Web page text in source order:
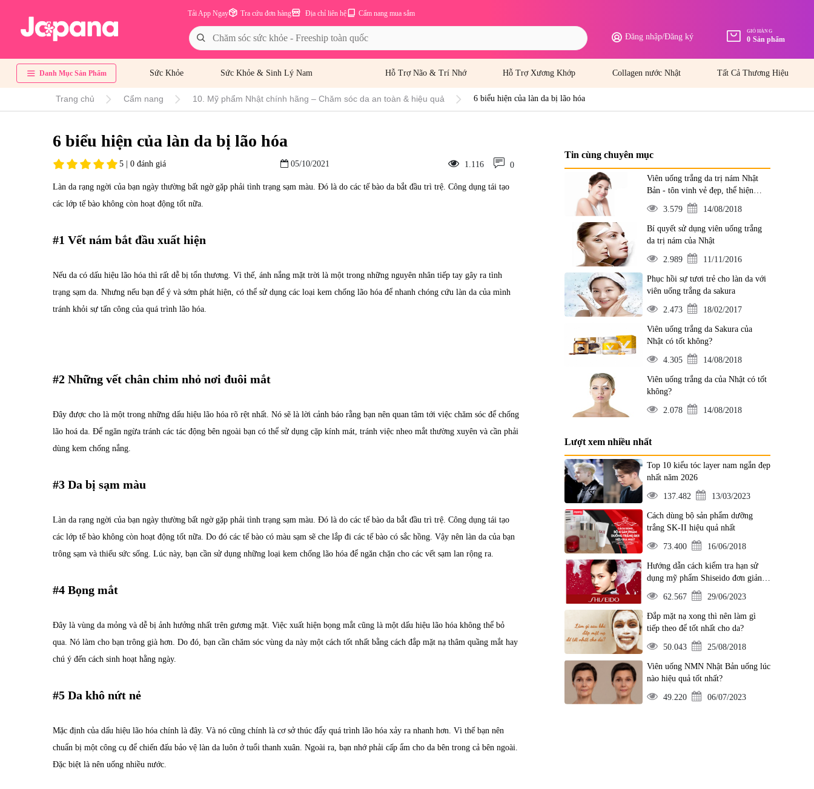
Cẩm nang mua sắm
Địa chỉ liên hệ
Tra cứu đơn hàng
Tải App Ngay
Đăng nhập/Đăng ký
GIỎ HÀNG
0 Sản phẩm
Danh Mục Sản Phẩm Sức Khỏe Sức Khỏe & Sinh Lý Nam Hỗ Trợ Não & Trí Nhớ Hỗ Trợ Xương Khớp Collagen nước Nhật Tất Cả Thương Hiệu
Trang chủ Cẩm nang 10. Mỹ phẩm Nhật chính hãng – Chăm sóc da an toàn & hiệu quả 6 biểu hiện của làn da bị lão hóa
6 biểu hiện của làn da bị lão hóa
5 | 0 đánh giá 05/10/2021 1.116 0
Làn da rạng ngời của bạn ngày thường bất ngờ gặp phải tình trạng sạm màu. Đó là do các tế bào da bắt đầu trì trệ. Công dụng tái tạo
các lớp tế bào không còn hoạt động tốt nữa.
#1 Vết nám bắt đầu xuất hiện
Nếu da có dấu hiệu lão hóa thì rất dễ bị tổn thương. Vì thế, ánh nắng mặt trời là một trong những nguyên nhân tiếp tay gây ra tình
trạng sạm da. Nhưng nếu bạn để ý và sớm phát hiện, có thể sử dụng các loại kem chống lão hóa để nhanh chóng cứu làn da của mình
tránh khỏi sự tấn công của quá trình lão hóa.
#2 Những vết chân chim nhỏ nơi đuôi mắt
Đây được cho là một trong những dấu hiệu lão hóa rõ rệt nhất. Nó sẽ là lời cảnh báo rằng bạn nên quan tâm tới việc chăm sóc để chống
lão hoá da. Để ngăn ngừa tránh các tác động bên ngoài bạn có thể sử dụng cặp kính mát, tránh việc nheo mắt thường xuyên và cần phải
dùng kem chống nắng.
#3 Da bị sạm màu
Làn da rạng ngời của bạn ngày thường bất ngờ gặp phải tình trạng sạm màu. Đó là do các tế bào da bắt đầu trì trệ. Công dụng tái tạo
các lớp tế bào không còn hoạt động tốt nữa. Do đó các tế bào có màu sạm sẽ che lắp đi các tế bào có sắc hồng. Vậy nên làn da của bạn
trông sạm và thiếu sức sống. Lúc này, bạn cần sử dụng những loại kem chống lão hóa để ngăn chặn cho các vết sạm lan rộng ra.
#4 Bọng mắt
Đây là vùng da mỏng và dễ bị ảnh hưởng nhất trên gương mặt. Việc xuất hiện bọng mắt cũng là một dấu hiệu lão hóa không thể bỏ
qua. Nó làm cho bạn trông già hơn. Do đó, bạn cần chăm sóc vùng da này một cách tốt nhất bằng cách đắp mặt nạ thâm quầng mắt hay
chú ý đến cách sinh hoạt hằng ngày.
#5 Da khô nứt nẻ
Mặc định của dấu hiệu lão hóa chính là đây. Và nó cũng chính là cơ sở thúc đẩy quá trình lão hóa xảy ra nhanh hơn. Vì thế bạn nên
chuẩn bị một công cụ để chiến đấu bảo vệ làn da luôn ở tuổi thanh xuân. Ngoài ra, bạn nhớ phải cấp ẩm cho da bên trong cả bên ngoài.
Đặc biệt là nên uống nhiều nước.
Tin cùng chuyên mục
Viên uống trắng da trị nám Nhật
Bản - tôn vinh vẻ đẹp, thể hiện
đẳng cấp
3.579 14/08/2018
Bí quyết sử dụng viên uống trắng
da trị nám của Nhật
2.989 11/11/2016
Phục hồi sự tươi trẻ cho làn da với
viên uống trắng da sakura
2.473 18/02/2017
Viên uống trắng da Sakura của
Nhật có tốt không?
4.305 14/08/2018
Viên uống trắng da của Nhật có tốt
không?
2.078 14/08/2018
Lượt xem nhiều nhất
Top 10 kiểu tóc layer nam ngắn đẹp
nhất năm 2026
137.482 13/03/2023
Cách dùng bộ sản phẩm dưỡng
trắng SK-II hiệu quả nhất
73.400 16/06/2018
Hướng dẫn cách kiểm tra hạn sử
dụng mỹ phẩm Shiseido đơn giản
nhất
62.567 29/06/2023
Đắp mặt nạ xong thì nên làm gì
tiếp theo để tốt nhất cho da?
50.043 25/08/2018
Viên uống NMN Nhật Bản uống lúc
nào hiệu quả tốt nhất?
49.220 06/07/2023